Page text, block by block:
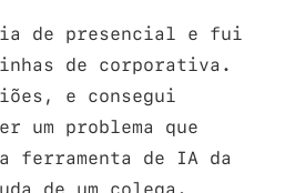
de presencial e fui
de corporativa.
e consegui
um problema que
ferramenta de IA da